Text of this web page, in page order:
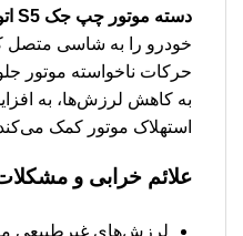
دسته موتور چپ جک S5 اتومات
خودرو را به شاسی متصل
حرکات ناخواسته موتور
به کاهش لرزش‌ها، به
استهلاک موتور کمک
علائم خرابی و
لرزش‌های غیرطبیعی